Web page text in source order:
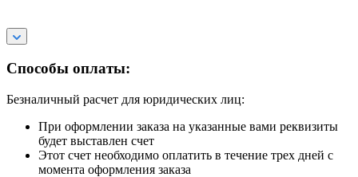
Способы оплаты:
Безналичный расчет для юридических лиц:
При оформлении заказа на указанные вами реквизиты
будет выставлен счет
Этот счет необходимо оплатить в течение трех дней с
момента оформления заказа